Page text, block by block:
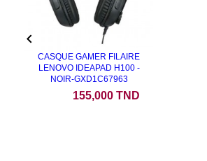
CASQUE GAMER FILAIRE
LENOVO IDEAPAD H100 -
NOIR-GXD1C67963
155,000 TND
